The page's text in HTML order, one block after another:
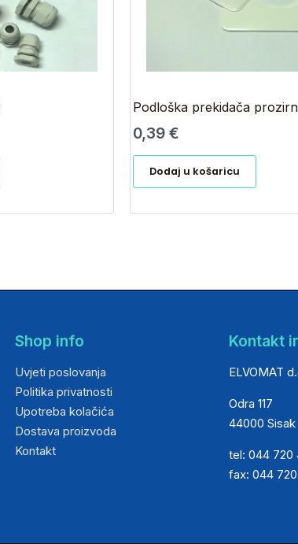
Podloška prekidača
0,39€
Dodaj u košaricu
Shop info
Uvjeti poslovanja
Politika privatnosti
Upotreba kolačića
Dostava proizvoda
Kontakt
Kontakt
ELVOMAT
Odra 117
44000 Sisak
tel: 044 720
fax: 044